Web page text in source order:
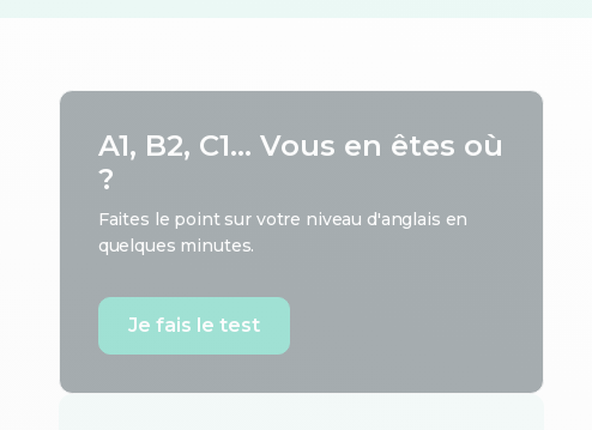
A1, B2, C1... Vous en êtes où
?
Faites le point sur votre niveau d'anglais en
quelques minutes.
Je fais le test